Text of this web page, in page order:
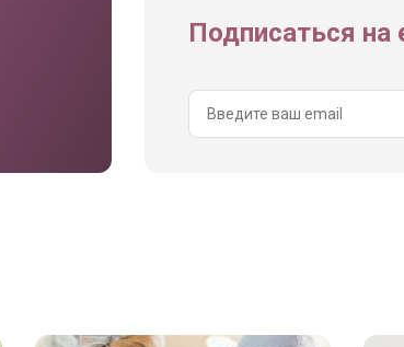
Подписаться